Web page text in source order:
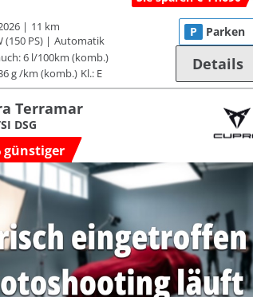
11 km
(150 PS)
Automatik
6 l/100km (komb.)
g /km (komb.) Kl.: E
P Parken
Details
Terramar
DSG
günstiger